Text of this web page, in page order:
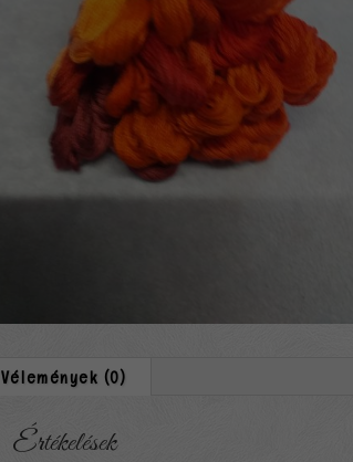
Vélemények (0)
Értékelések